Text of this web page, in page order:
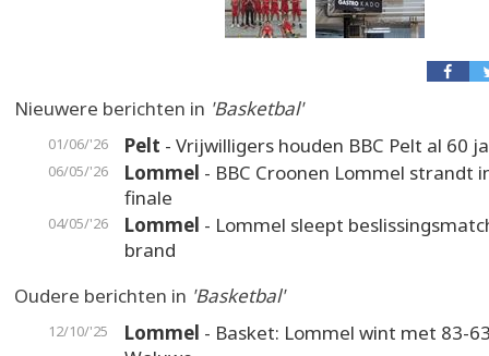
Nieuwere berichten in 'Basketbal'
01/06/'26 Pelt - Vrijwilligers houden BBC Pelt al 60
06/05/'26 Lommel - BBC Croonen Lommel strandt
finale
04/05/'26 Lommel - Lommel sleept
brand
Oudere berichten in 'Basketbal'
12/10/'25 Lommel - Basket: Lommel wint met 83-